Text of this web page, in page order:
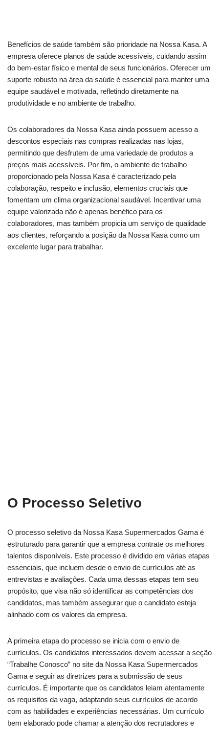
Benefícios de saúde também são prioridade na Nossa Kasa. A
empresa oferece planos de saúde acessíveis, cuidando assim
do bem-estar físico e mental de seus funcionários. Oferecer um
suporte robusto na área da saúde é essencial para manter uma
equipe saudável e motivada, refletindo diretamente na
produtividade e no ambiente de trabalho.
Os colaboradores da Nossa Kasa ainda possuem acesso a
descontos especiais nas compras realizadas nas lojas,
permitindo que desfrutem de uma variedade de produtos a
preços mais acessíveis. Por fim, o ambiente de trabalho
proporcionado pela Nossa Kasa é caracterizado pela
colaboração, respeito e inclusão, elementos cruciais que
fomentam um clima organizacional saudável. Incentivar uma
equipe valorizada não é apenas benéfico para os
colaboradores, mas também propicia um serviço de qualidade
aos clientes, reforçando a posição da Nossa Kasa como um
excelente lugar para trabalhar.
O Processo Seletivo
O processo seletivo da Nossa Kasa Supermercados Gama é
estruturado para garantir que a empresa contrate os melhores
talentos disponíveis. Este processo é dividido em várias etapas
essenciais, que incluem desde o envio de currículos até as
entrevistas e avaliações. Cada uma dessas etapas tem seu
propósito, que visa não só identificar as competências dos
candidatos, mas também assegurar que o candidato esteja
alinhado com os valores da empresa.
A primeira etapa do processo se inicia com o envio de
currículos. Os candidatos interessados devem acessar a seção
“Trabalhe Conosco” no site da Nossa Kasa Supermercados
Gama e seguir as diretrizes para a submissão de seus
currículos. É importante que os candidatos leiam atentamente
os requisitos da vaga, adaptando seus currículos de acordo
com as habilidades e experiências necessárias. Um currículo
bem elaborado pode chamar a atenção dos recrutadores e